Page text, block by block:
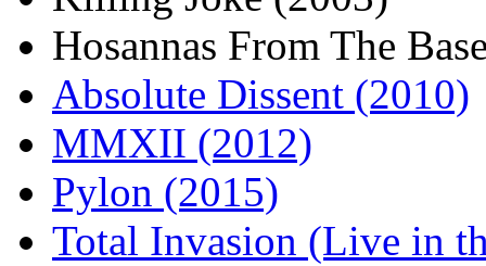
Hosannas From The
Absolute Dissent (2010)
MMXII (2012)
Pylon (2015)
Total Invasion (Live in